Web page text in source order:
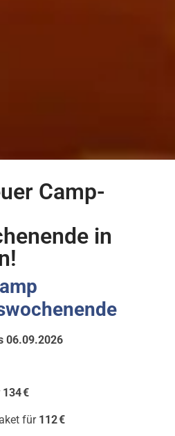
Camp-
in
06.09.2026
134 €
für 112 €